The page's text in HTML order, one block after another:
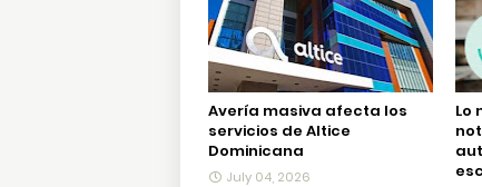
Avería masiva afecta los
servicios de Altice
Dominicana
July 04, 2026
Lo